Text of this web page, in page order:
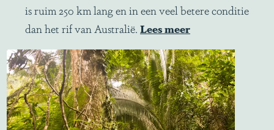
t
r
n
d
e
n
i
v
e
r
'
s
p
is ruim 250 km lang en in een veel betere conditie
dan het rif van Australië.Lees meer